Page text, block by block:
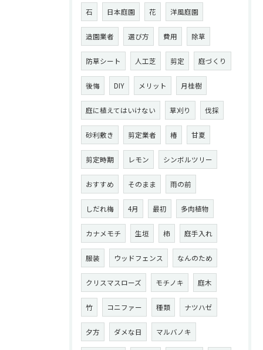
石 日本庭園 花 洋風庭園
造園業者 選び方 費用 除草
防草シート 人工芝 剪定 庭づくり
後悔 DIY メリット 月桂樹
庭に植えてはいけない 草刈り 伐採
砂利敷き 剪定業者 椿 甘夏
剪定時期 レモン シンボルツリー
おすすめ そのまま 雨の前
しだれ梅 4月 最初 多肉植物
カナメモチ 生垣 柿 庭手入れ
服装 ウッドフェンス なんのため
クリスマスローズ モチノキ 庭木
竹 コニファー 種類 ナツハゼ
夕方 ダメな日 マルバノキ